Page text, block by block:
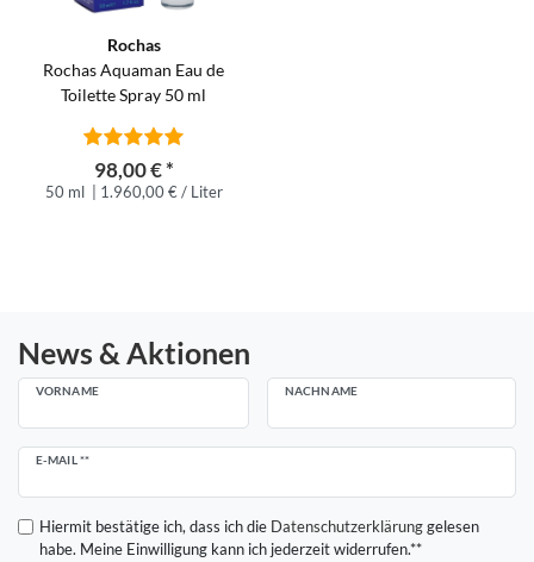
Rochas
Rochas Aquaman Eau de
Toilette Spray 50 ml
98,00 € *
50 ml | 1.960,00 € / Liter
News & Aktionen
VORNAME NACHNAME
E-MAIL **
Newsletter
Hiermit bestätige ich, dass ich die Daten­schutz­erklärunggelesen
habe. Meine Einwilligung kann ich jederzeit widerrufen.**